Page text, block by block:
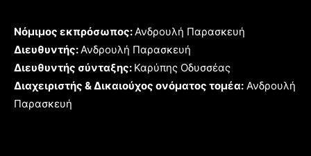
Νόμιμος εκπρόσωπος: Ανδρουλή Παρασκευή
Διευθυντής: Ανδρουλή Παρασκευή
Διευθυντής σύνταξης: Καρύπης Οδυσσέας
Διαχειριστής & Δικαιούχος ονόματος τομέα: Ανδρουλή
Παρασκευή